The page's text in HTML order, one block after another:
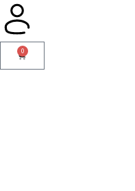
0
Cart